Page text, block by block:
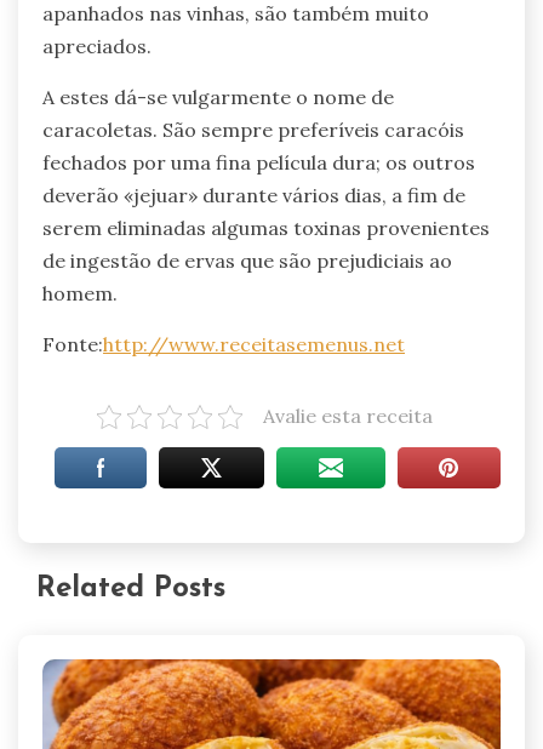
apanhados nas vinhas, são também muito
apreciados.
A estes dá-se vulgarmente o nome de
caracoletas. São sempre preferíveis caracóis
fechados por uma fina película dura; os outros
deverão «jejuar» durante vários dias, a fim de
serem eliminadas algumas toxinas provenientes
de ingestão de ervas que são prejudiciais ao
homem.
Fonte:http://www.receitasemenus.net
Avalie esta receita
Related Posts